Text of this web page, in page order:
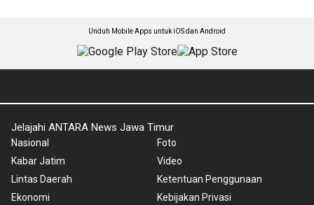
Unduh Mobile Apps untuk iOS dan Android
Jelajahi ANTARA News Jawa Timur
Nasional
Kabar Jatim
Lintas Daerah
Ekonomi
Foto
Video
Ketentuan Penggunaan
Kebijakan Privasi